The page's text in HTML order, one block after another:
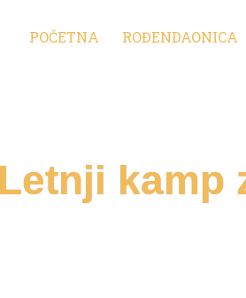
POČETNA ROĐENDAONICA
Letnji kamp